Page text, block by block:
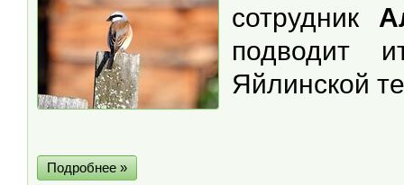
сотрудник
подводит
Яйлинской
Подробнее »